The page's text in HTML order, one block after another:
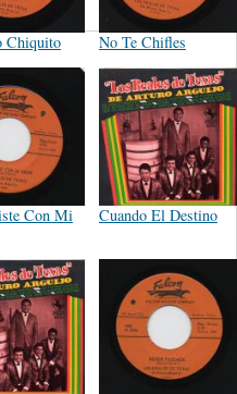
Chiquito No Te Chifles
Con Mi
Cuando El Destino